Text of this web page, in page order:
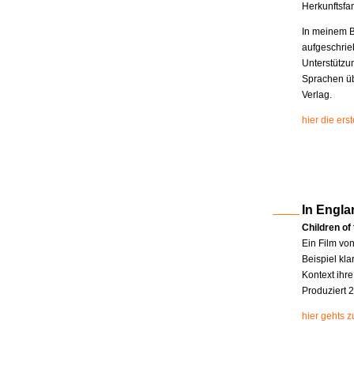
In meinem
Sprachen
Verlag.
hier die
In
Children of
Ein Film
Beispiel
Kontext
Produziert
hier gehts